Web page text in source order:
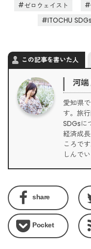
ゼロウェイスト
ITOCHU
この記事を書いた人
河端
愛知県
す。旅
SDGsに
経済成
ころで
しんでい
share
Pocket